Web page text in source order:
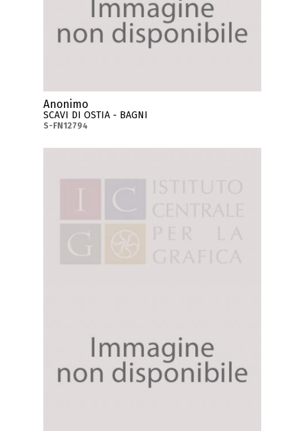
Anonimo
SCAVI DI OSTIA - BAGNI
S-FN12794